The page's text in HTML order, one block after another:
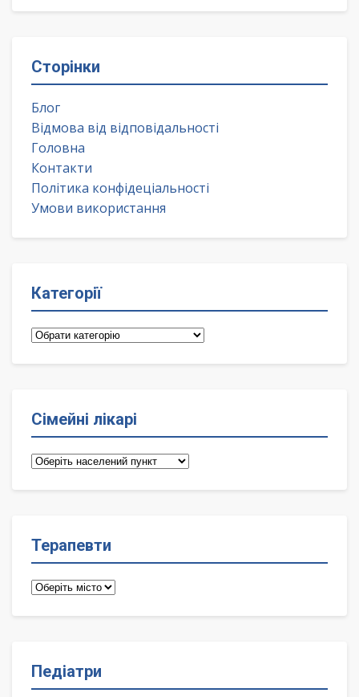
Сторінки
Блог
Відмова від відповідальності
Головна
Контакти
Політика конфідеціальності
Умови використання
Категорії
Категорії
Сімейні лікарі
Сімейні
Терапевти
Терапевти
Педіатри